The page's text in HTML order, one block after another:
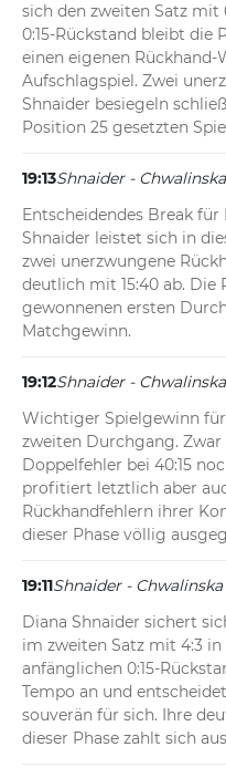
sich den zweiten Satz mit
0:15-Rückstand bleibt die
einen eigenen
Aufschlagspiel. Zwei
Shnaider besiegeln
Position 25 gesetzten
19:13Shnaider -
Entscheidendes Break für
Shnaider leistet sich in
zwei unerzwungene
deutlich mit 15:40 ab. Die
gewonnenen ersten
Matchgewinn.
19:12Shnaider -
Wichtiger Spielgewinn
zweiten Durchgang.
Doppelfehler bei 40:15
profitiert letztlich aber
Rückhandfehlern ihrer
dieser Phase völlig
19:11Shnaider - Chwalinska
Diana Shnaider sichert
im zweiten Satz mit 4:3
anfänglichen 0:15-
Tempo an und
souverän für sich. Ihre
dieser Phase zahlt sich